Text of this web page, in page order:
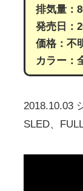
排気量：
発売日：
価格：不
カラー：
2018.10.03
SLED、